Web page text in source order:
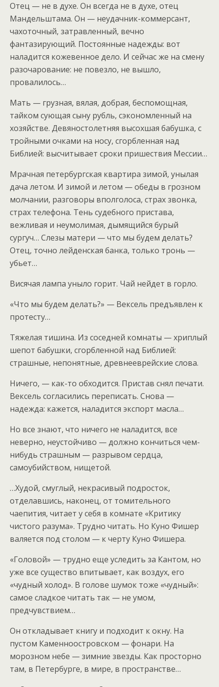
Отец — не в духе. Он всегда не в духе, отец
Мандельштама. Он — неудачник-коммерсант,
чахоточный, затравленный, вечно
фантазирующий. Постоянные надежды: вот
наладится кожевенное дело. И сейчас же на смену
разочарование: не повезло, не вышло,
провалилось…
Мать — грузная, вялая, добрая, беспомощная,
тайком сующая сыну рубль, сэкономленный на
хозяйстве. Девяностолетняя высохшая бабушка, с
тройными очками на носу, сгорбленная над
Библией: высчитывает сроки пришествия Мессии…
Мрачная петербургская квартира зимой, унылая
дача летом. И зимой и летом — обеды в грозном
молчании, разговоры вполголоса, страх звонка,
страх телефона. Тень судебного пристава,
вежливая и неумолимая, дымящийся бурый
сургуч… Слезы матери — что мы будем делать?
Отец, точно лейденская банка, только тронь —
убьет…
Висячая лампа уныло горит. Чай нейдет в горло.
«Что мы будем делать?» — Вексель предъявлен к
протесту…
Тяжелая тишина. Из соседней комнаты — хриплый
шепот бабушки, сгорбленной над Библией:
страшные, непонятные, древнееврейские слова.
Ничего, — как-то обходится. Пристав снял печати.
Вексель согласились переписать. Снова —
надежда: кажется, наладится экспорт масла…
Но все знают, что ничего не наладится, все
неверно, неустойчиво — должно кончиться чем-
нибудь страшным — разрывом сердца,
самоубийством, нищетой.
…Худой, смуглый, некрасивый подросток,
отделавшись, наконец, от томительного
чаепития, читает у себя в комнате «Критику
чистого разума». Трудно читать. Но Куно Фишер
валяется под столом — к черту Куно Фишера.
«Головой» — трудно еще уследить за Кантом, но
уже все существо впитывает, как воздух, его
«чудный холод». В голове шумок тоже «чудный»:
самое сладкое читать так — не умом,
предчувствием…
Он откладывает книгу и подходит к окну. На
пустом Каменноостровском — фонари. На
морозном небе — зимние звезды. Как просторно
там, в Петербурге, в мире, в пространстве…